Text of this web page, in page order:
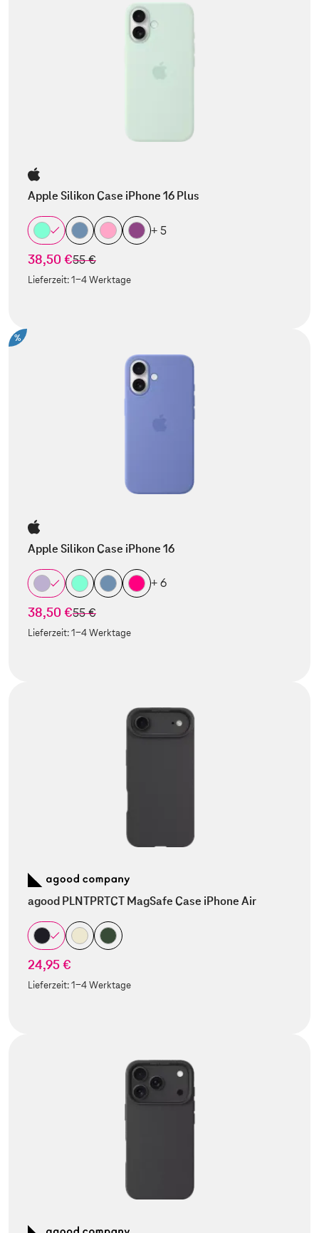
Apple Silikon Case iPhone 16 Plus
+ 5
38,50 €statt
55 €
Lieferzeit:1-4 Werktage
%
Apple Silikon Case iPhone 16
+ 6
38,50 €statt
55 €
Lieferzeit:1-4 Werktage
agood PLNTPRTCT MagSafe Case iPhone Air
24,95 €
Lieferzeit:1-4 Werktage